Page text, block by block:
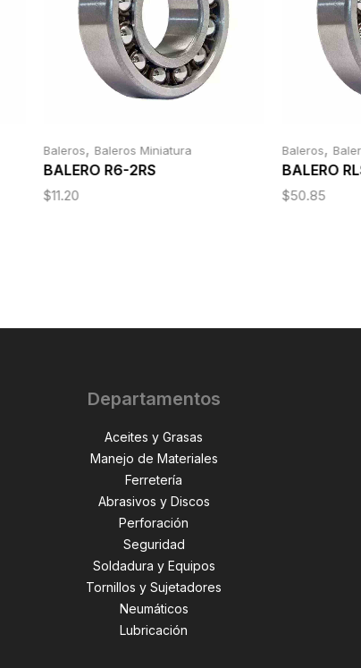
Baleros, Baleros Miniatura
BALERO R6-2RS
$11.20
Baleros,
BALERO
$50.85
Departamentos
Aceites y Grasas
Manejo de Materiales
Ferretería
Abrasivos y Discos
Perforación
Seguridad
Soldadura y Equipos
Tornillos y Sujetadores
Neumáticos
Lubricación